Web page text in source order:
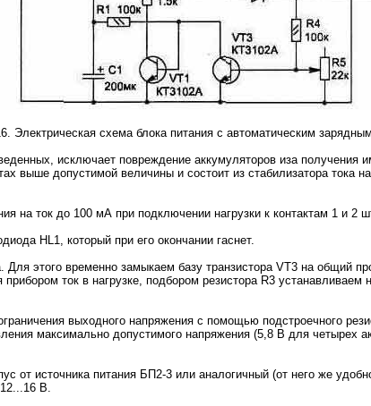
Электрическая схема блока питания с автоматическим
исключает повреждение аккумуляторов иза получения
выше допустимой величины и состоит из стабилизатора тока
на ток до 100 мА при подключении нагрузки к контактам 1 и 2
HL1, который при его окончании гаснет.
Для этого временно замыкаем базу транзистора VT3 на общий
ток в нагрузке, подбором резистора R3 устанавливаем
выходного напряжения с помощью подстроечного
максимально допустимого напряжения (5,8 В для четырех
от источника питания БП2-3 или аналогичный (от него же
В.